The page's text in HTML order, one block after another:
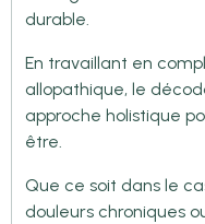
durable.
En travaillant en
allopathique, le
approche holistique
être.
Que ce soit dans le
douleurs chroniques